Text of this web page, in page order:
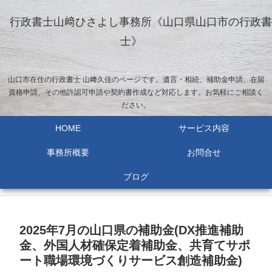
行政書士山﨑ひさよし事務所《山口県山口市の行政書
士》
山口市在住の行政書士 山﨑久佳のページです。遺言・相続、補助金申請、在留
資格申請、その他許認可申請や契約書作成など対応します。お気軽にご相談く
ださい。
HOME サービス内容
事務所概要 お問合せ
ブログ
2025年7月の山口県の補助金(DX推進補助
金、外国人材確保定着補助金、共育てサポ
ート職場環境づくりサービス創造補助金)